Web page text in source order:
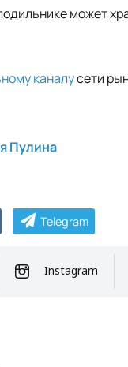
может
каналусети
Пулина
Telegram
Instagram